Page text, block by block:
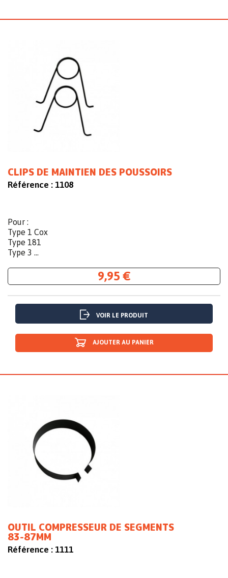
CLIPS DE MAINTIEN DES POUSSOIRS
Référence : 1108
Pour :
Type 1 Cox
Type 181
Type 3 ...
9,95 €
VOIR LE PRODUIT
AJOUTER AU PANIER
OUTIL COMPRESSEUR DE SEGMENTS
83-87MM
Référence : 1111